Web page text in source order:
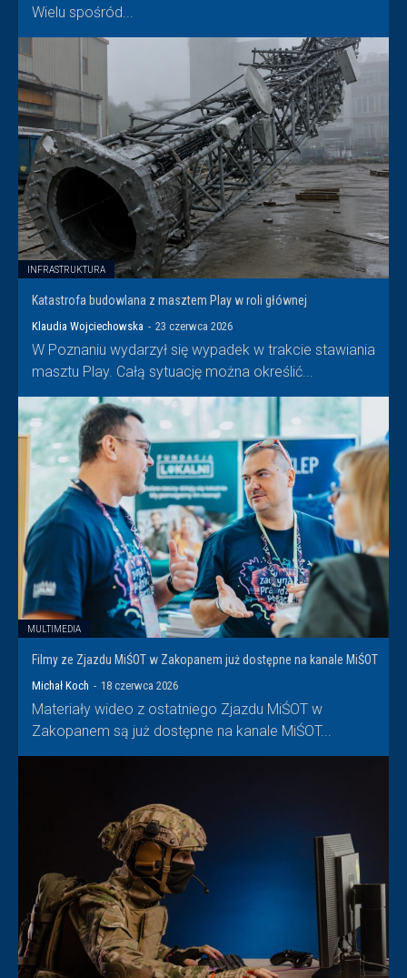
Wielu spośród...
INFRASTRUKTURA
Katastrofa budowlana z masztem Play w roli głównej
Klaudia Wojciechowska - 23 czerwca 2026
W Poznaniu wydarzył się wypadek w trakcie stawiania
masztu Play. Całą sytuację można określić...
MULTIMEDIA
Filmy ze Zjazdu MiŚOT w Zakopanem już dostępne na kanale MiŚOT
Michał Koch - 18 czerwca 2026
Materiały wideo z ostatniego Zjazdu MiŚOT w
Zakopanem są już dostępne na kanale MiŚOT...